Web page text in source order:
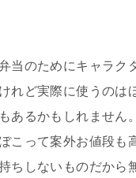
当のためにキャラク
れど実際に使うのは
あるかもしれません
こって案外お値段も
ちしないものだから